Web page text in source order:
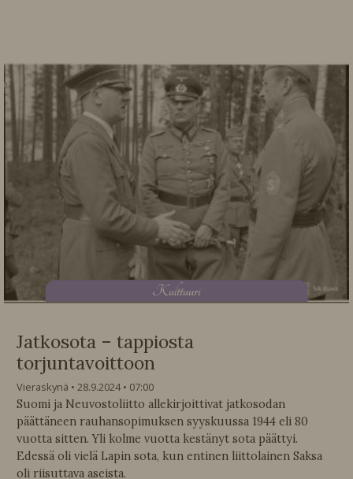
Kulttuuri
Jatkosota – tappiosta
torjuntavoittoon
Vieraskynä 28.9.2024
07:00
Suomi ja Neuvostoliitto allekirjoittivat jatkosodan
päättäneen rauhansopimuksen syyskuussa 1944 eli 80
vuotta sitten. Yli kolme vuotta kestänyt sota päättyi.
Edessä oli vielä Lapin sota, kun entinen liittolainen Saksa
oli riisuttava aseista.